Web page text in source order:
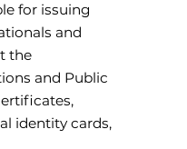
for issuing
and
the
and Public
identity cards,